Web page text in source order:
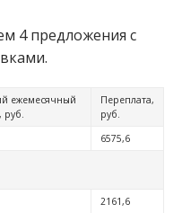
4 предложения с
ежемесячный
руб.
Переплата,
руб.
6575,6
2161,6